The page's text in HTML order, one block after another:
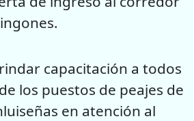
capacitación a todos
los puestos de peajes de
en atención al